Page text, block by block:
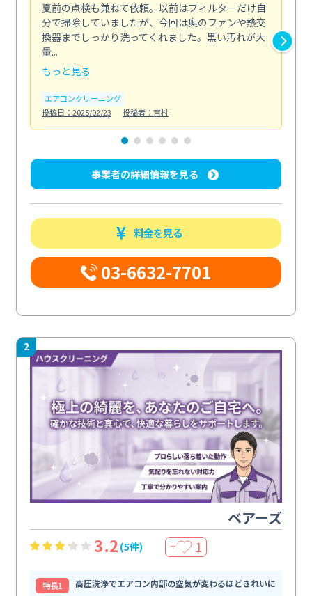
夏前の点検も兼ねて依頼。以前はフィルターだけ自
分で掃除していましたが、今回は奥のファンや熱交
換器までしっかり洗ってくれました。黒い汚れが大
量...
もっと見る
エアコンクリーニング
投稿日：2025/02/23
投稿者：吉村
事業者の詳細情報を見る
料金を見る
03-6632-7701
2
ベアーズ
3.2 (5件) ＋ 1
特⻑1
高圧洗浄でエアコン内部の空気が変わるほどきれいに